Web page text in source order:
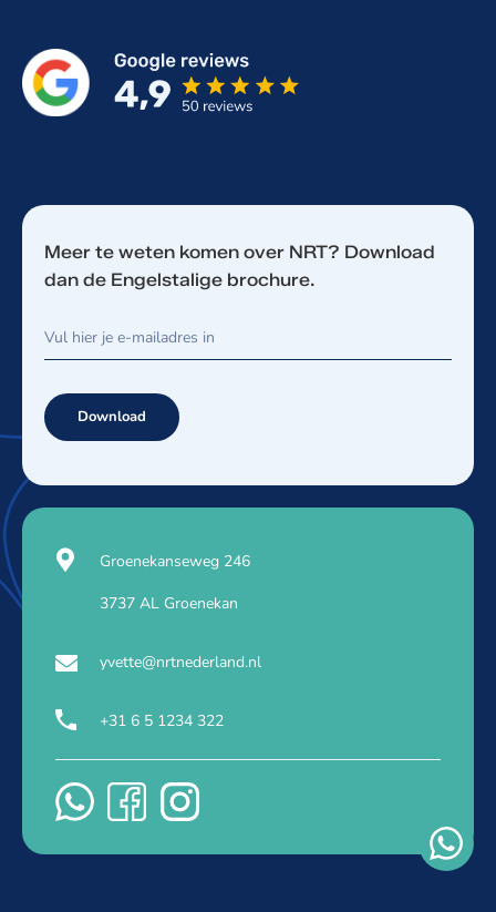
Meer te weten komen over NRT? Download
dan de Engelstalige brochure.
Download
Groenekanseweg 246
3737 AL Groenekan
yvette@nrtnederland.nl
+31 6 5 1234 322